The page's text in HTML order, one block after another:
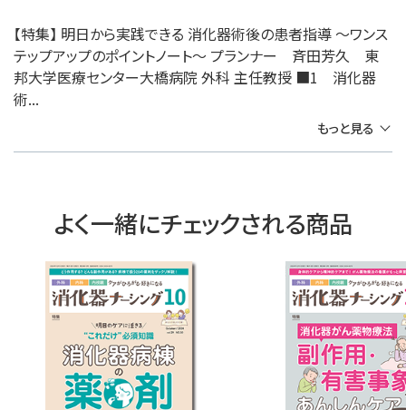
【特集】 明日から実践できる 消化器術後の患者指導 ～ワンス
テップアップのポイントノート～ プランナー 斉田芳久 東
邦大学医療センター大橋病院 外科 主任教授 ■1 消化器
術...
もっと見る
よく一緒にチェックされる商品